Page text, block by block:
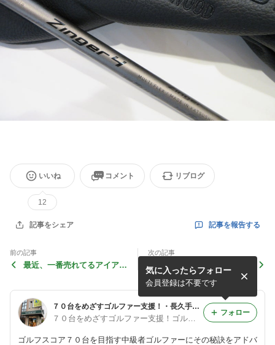
いいね
12
コメント リブログ
記事をシェア 記事を報告する
前の記事
最近、一番売れてるアイアン
次の記事
アイアン購入から半年！今回
はウッド系を・・・
７０台をめざすゴルファー支援！・長久手のカスタムショップ,ゴルフマイスターのブログ
ゴルフスコア７０台を目指す中級者ゴルファーにその秘訣をアドバ
気に入ったらフォロー
会員登録は不要です
フォロー